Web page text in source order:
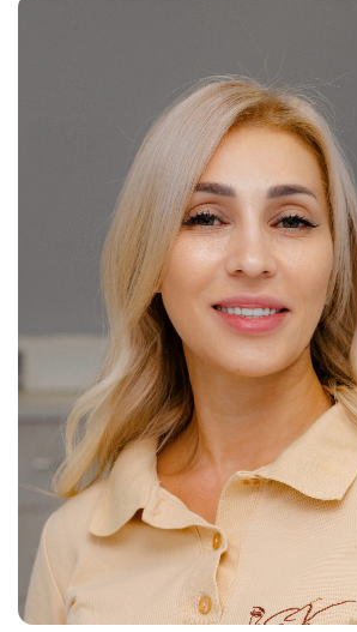
Главный врач. Врач-дерматолог,
сертифицированный тренер компаний
Dysplastic skin, участник международных
конференций. Опыт работы более 13